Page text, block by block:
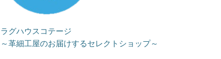
ラグハウスコテージ
～革細工屋のお届けするセレクトショップ～